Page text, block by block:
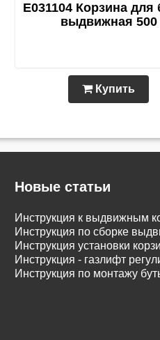
E031104 Корзина для
выдвижная 500
Купить
Новые статьи
Инструкция к выдвижным
Инструкция по сборке
Инструкция установки
Инструкция - газлифт
Инструкция по монтажу